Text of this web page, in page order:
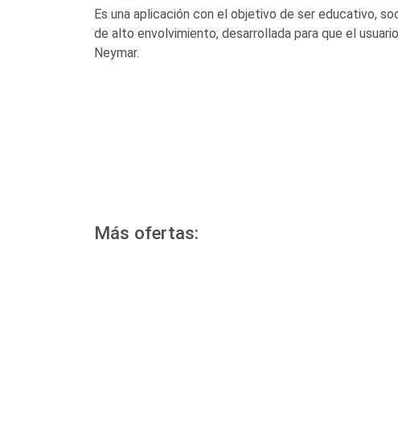
Es una aplicación con el objetivo de ser educativo,
de alto envolvimiento, desarrollada para que el
Neymar.
Más ofertas: